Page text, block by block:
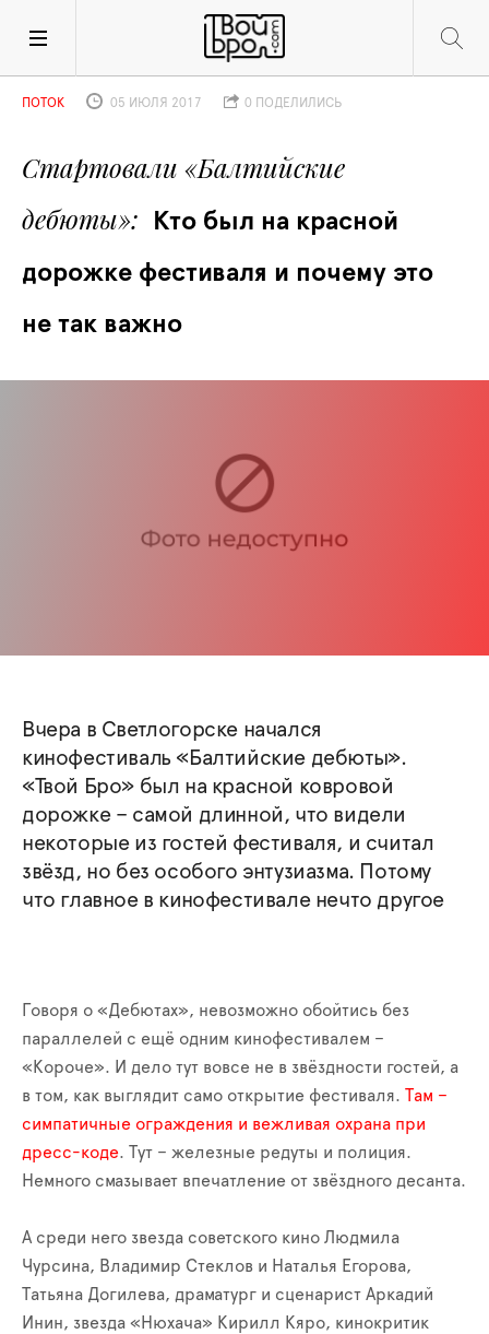
Стартовали «Балтийские
дебюты»
Кто был на красной
дорожке фестиваля и почему это
не так важно
ПОТОК 05 ИЮЛЯ 2017 0 ПОДЕЛИЛИСЬ
Вчера в Светлогорске начался
кинофестиваль «Балтийские дебюты».
«Твой Бро» был на красной ковровой
дорожке – самой длинной, что видели
некоторые из гостей фестиваля, и считал
звёзд, но без особого энтузиазма. Потому
что главное в кинофестивале нечто другое
Говоря о «Дебютах», невозможно обойтись без
параллелей с ещё одним кинофестивалем –
«Короче». И дело тут вовсе не в звёздности гостей, а
в том, как выглядит само открытие фестиваля. Там –
симпатичные ограждения и вежливая охрана при
дресс-коде. Тут – железные редуты и полиция.
Немного смазывает впечатление от звёздного десанта.
А среди него звезда советского кино Людмила
Чурсина, Владимир Стеклов и Наталья Егорова,
Татьяна Догилева, драматург и сценарист Аркадий
Инин, звезда «Нюхача» Кирилл Кяро, кинокритик